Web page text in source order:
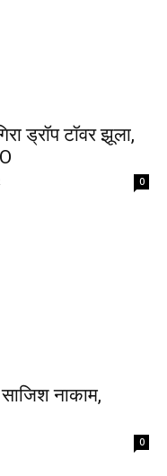
ड्रॉप टॉवर झूला,
0
नाकाम,
0